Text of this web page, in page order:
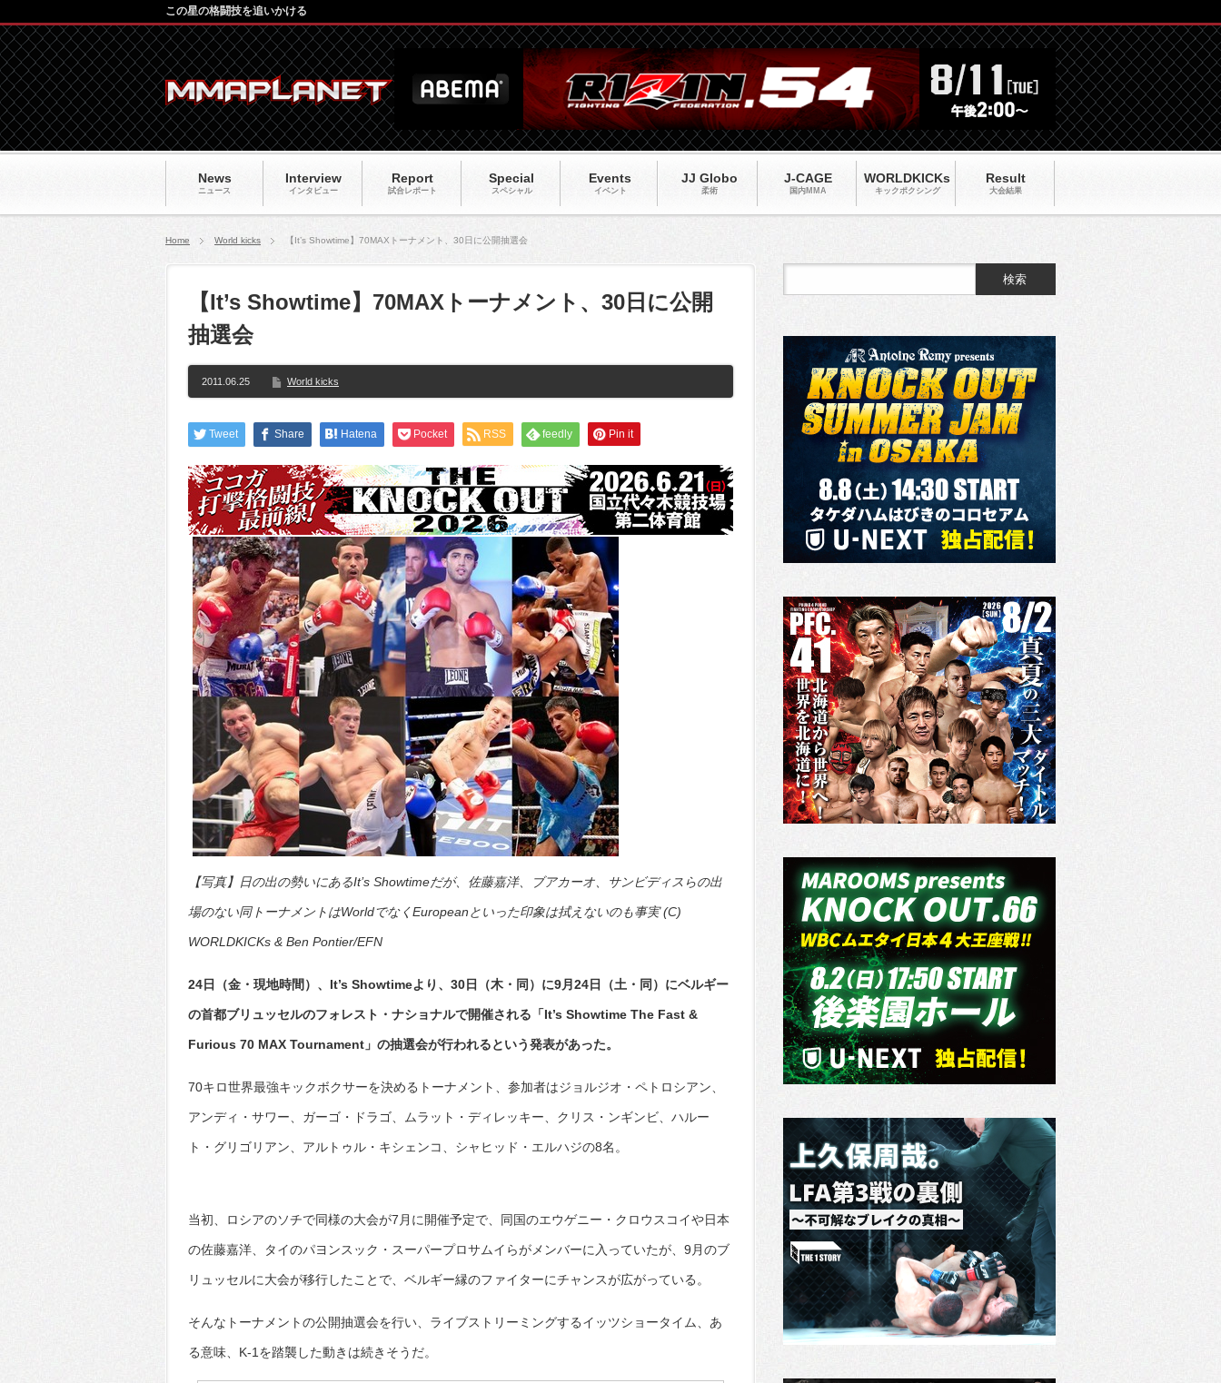
News
ニュース
Interview
インタビュー
Report
試合レポート
Special
スペシャル
Events
イベント
JJ Globo
柔術
J-CAGE
国内MMA
WORLDKICKs
キックポクシング
Result
大会結果
この星の格闘技を追いかける
Home World kicks 【It’s Showtime】70MAXトーナメント、30日に公開抽選会
【It’s Showtime】70MAXトーナメント、30日に公開
抽選会
2011.06.25 World kicks
Tweet Share Hatena Pocket RSS feedly Pin it
【写真】日の出の勢いにあるIt’s Showtimeだが、佐藤嘉洋、ブアカーオ、サンビディスらの出
場のない同トーナメントはWorldでなくEuropeanといった印象は拭えないのも事実 (C)
WORLDKICKs & Ben Pontier/EFN
24日（金・現地時間）、It’s Showtimeより、30日（木・同）に9月24日（土・同）にベルギー
の首都ブリュッセルのフォレスト・ナショナルで開催される「It’s Showtime The Fast &
Furious 70 MAX Tournament」の抽選会が行われるという発表があった。
70キロ世界最強キックボクサーを決めるトーナメント、参加者はジョルジオ・ペトロシアン、
アンディ・サワー、ガーゴ・ドラゴ、ムラット・ディレッキー、クリス・ンギンビ、ハルー
ト・グリゴリアン、アルトゥル・キシェンコ、シャヒッド・エルハジの8名。
当初、ロシアのソチで同様の大会が7月に開催予定で、同国のエウゲニー・クロウスコイや日本
の佐藤嘉洋、タイのパヨンスック・スーパープロサムイらがメンバーに入っていたが、9月のブ
リュッセルに大会が移行したことで、ベルギー縁のファイターにチャンスが広がっている。
そんなトーナメントの公開抽選会を行い、ライブストリーミングするイッツショータイム、あ
る意味、K-1を踏襲した動きは続きそうだ。